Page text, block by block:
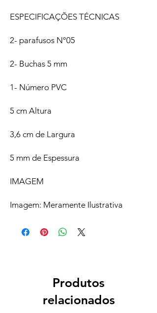
ESPECIFICAÇÕES TÉCNICAS
2- parafusos N°05
2- Buchas 5 mm
1- Número PVC
5 cm Altura
3,6 cm de Largura
5 mm de Espessura
IMAGEM
Imagem: Meramente Ilustrativa
Produtos
relacionados